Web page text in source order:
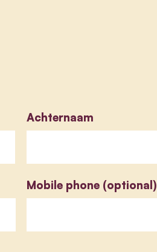
Achternaam
Mobile phone (optional)